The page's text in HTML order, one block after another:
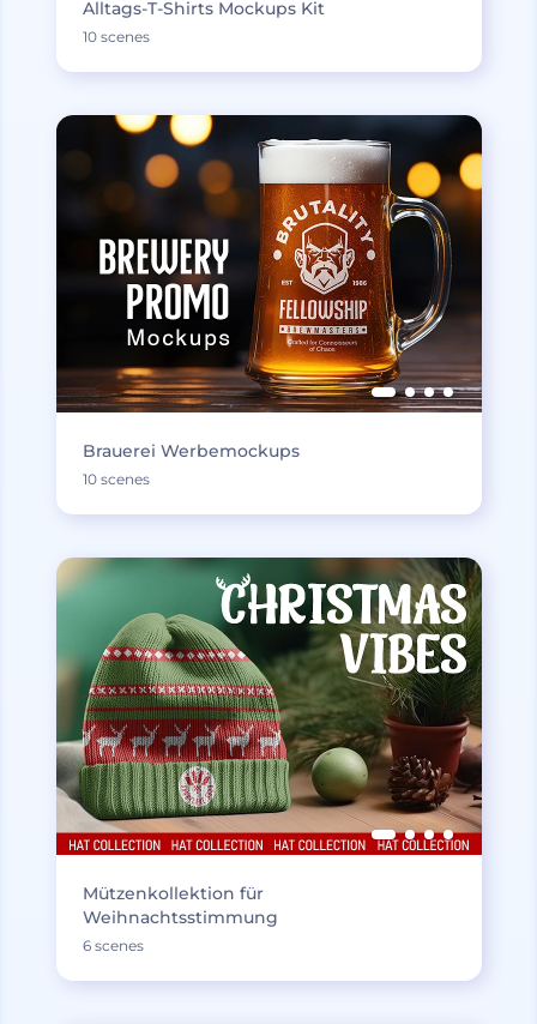
Alltags-T-Shirts Mockups Kit
10 scenes
Brauerei Werbemockups
10 scenes
Mützenkollektion für
Weihnachtsstimmung
6 scenes